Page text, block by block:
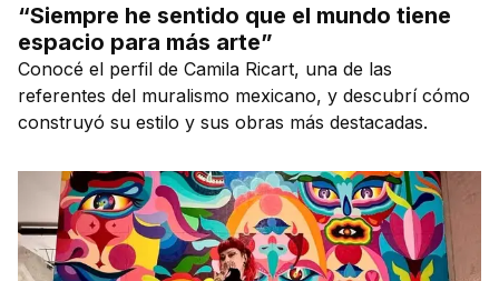
“Siempre he sentido que el mundo tiene
espacio para más arte”
Conocé el perfil de Camila Ricart, una de las
referentes del muralismo mexicano, y descubrí cómo
construyó su estilo y sus obras más destacadas.